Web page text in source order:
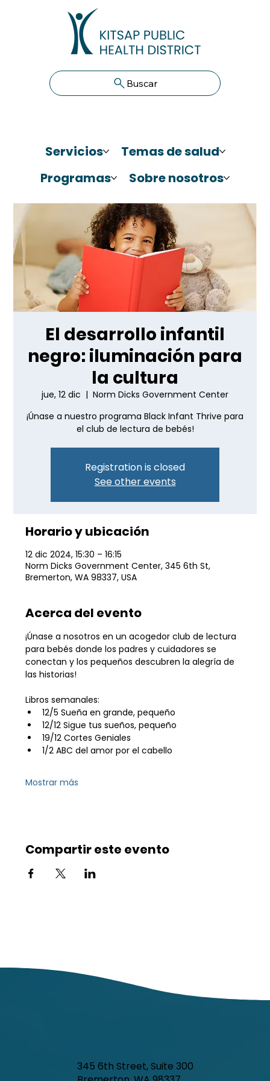
Buscar
Servicios
Temas de salud
Programas
Sobre nosotros
El desarrollo infantil
negro: iluminación para
la cultura
jue, 12 dic
  |
Norm Dicks Government Center
¡Únase a nuestro programa Black Infant Thrive para
el club de lectura de bebés!
Registration is closed
See other events
Horario y ubicación
12 dic 2024, 15:30 – 16:15
Norm Dicks Government Center, 345 6th St,
Bremerton, WA 98337, USA
Acerca del evento
¡Únase a nosotros en un acogedor club de lectura
para bebés donde los padres y cuidadores se
conectan y los pequeños descubren la alegría de
las historias!
Libros semanales:
12/5 Sueña en grande, pequeño
12/12 Sigue tus sueños, pequeño
19/12 Cortes Geniales
1/2 ABC del amor por el cabello
Mostrar más
Compartir este evento
345 6th Street, Suite 300